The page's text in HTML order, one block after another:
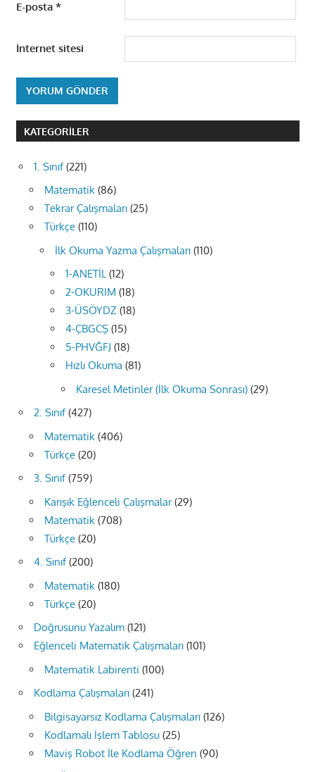
E-posta *
İnternet sitesi
KATEGORILER
1. Sınıf(221)
Matematik (86)
Tekrar Çalışmaları (25)
Türkçe (110)
İlk Okuma Yazma Çalışmaları (110)
1-ANETİL(12)
2-OKURIM (18)
3-ÜSÖYDZ (18)
4-ÇBGCŞ (15)
5-PHVĞFJ (18)
Hızlı Okuma (81)
Karesel Metinler (İlk Okuma Sonrası) (29)
2. Sınıf(427)
Matematik (406)
Türkçe (20)
3. Sınıf(759)
Karışık Eğlenceli Çalışmalar(29)
Matematik (708)
Türkçe (20)
4. Sınıf(200)
Matematik (180)
Türkçe (20)
Doğrusunu Yazalım (121)
Eğlenceli Matematik Çalışmaları (101)
Matematik Labirenti (100)
Kodlama Çalışmaları (241)
Bilgisayarsız Kodlama Çalışmaları (126)
Kodlamalı İşlem Tablosu (25)
Maviş Robot İle Kodlama Öğren (90)